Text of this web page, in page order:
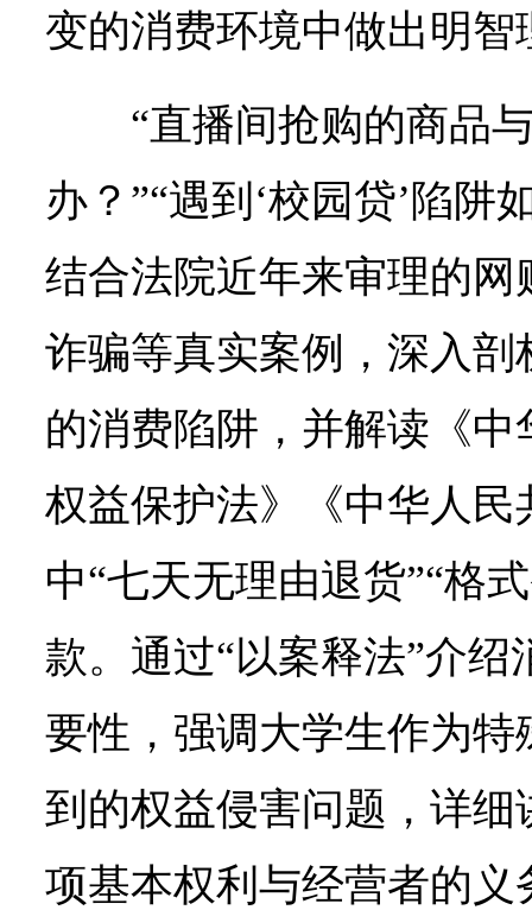
变的消费环境中做出明智
“直播间抢购的商品
办？”“遇到‘校园贷’陷
结合法院近年来审理的
诈骗等真实案例，深入
的消费陷阱，并解读《
权益保护法》《中华人民
中“七天无理由退货”“格
款。通过“以案释法”介
要性，强调大学生作为
到的权益侵害问题，详
项基本权利与经营者的